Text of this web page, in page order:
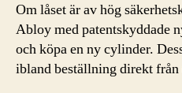
Om låset är av hög
Abloy med patentskyddade
och köpa en ny cylinder.
ibland beställning direkt